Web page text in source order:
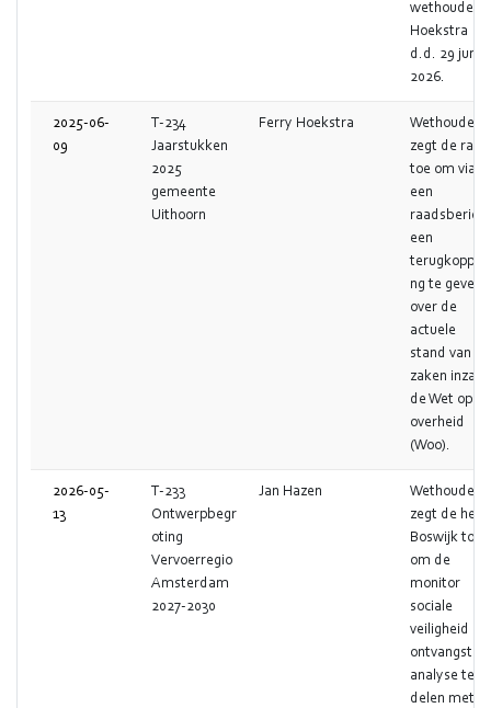
wethouder
Hoekstra
d.d. 29 juni
2026.
2025-06-
09
T-234
Jaarstukken
2025
gemeente
Uithoorn
Ferry Hoekstra
Wethouder
zegt de raad
toe om via
een
raadsbericht
een
terugkoppeli
ng te geven
over de
actuele
stand van
zaken inzake
de Wet open
overheid
(Woo).
2026-05-
13
T-233
Ontwerpbegr
oting
Vervoerregio
Amsterdam
2027-2030
Jan Hazen
Wethouder
zegt de heer
Boswijk toe
om de
monitor
sociale
veiligheid na
ontvangst en
analyse te
delen met